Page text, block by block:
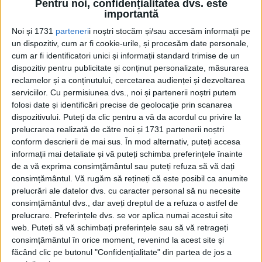
Pentru noi, confidențialitatea dvs. este
importantă
Noi și 1731 partenerii noștri stocăm și/sau accesăm informații pe
un dispozitiv, cum ar fi cookie-urile, și procesăm date personale,
cum ar fi identificatori unici și informații standard trimise de un
dispozitiv pentru publicitate și conținut personalizate, măsurarea
reclamelor și a conținutului, cercetarea audienței și dezvoltarea
serviciilor. Cu permisiunea dvs., noi și partenerii noștri putem
folosi date și identificări precise de geolocație prin scanarea
dispozitivului. Puteți da clic pentru a vă da acordul cu privire la
prelucrarea realizată de către noi și 1731 partenerii noștri
conform descrierii de mai sus. În mod alternativ, puteți accesa
informații mai detaliate și vă puteți schimba preferințele înainte
de a vă exprima consimțământul sau puteți refuza să vă dați
consimțământul. Vă rugăm să rețineți că este posibil ca anumite
prelucrări ale datelor dvs. cu caracter personal să nu necesite
consimțământul dvs., dar aveți dreptul de a refuza o astfel de
prelucrare. Preferințele dvs. se vor aplica numai acestui site
web. Puteți să vă schimbați preferințele sau să vă retrageți
consimțământul în orice moment, revenind la acest site și
făcând clic pe butonul "Confidențialitate" din partea de jos a
închisori”. Povestea Cristinei Ţopescu, arestată în 1989
1989, anul ultimei zvăcniri a regimului Ceauşescu, a fost unul
cu evenimente care, la vremea lor,...
Cea mai mare revistă de istorie din Europa! .
Media KIT
PORTOFOLIU
Capital